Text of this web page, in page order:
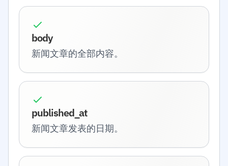
body
新闻文章的全部内容。
published_at
新闻文章发表的日期。